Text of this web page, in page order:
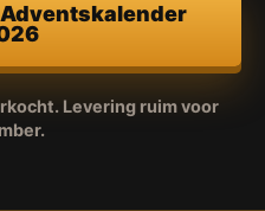
Levering ruim voor